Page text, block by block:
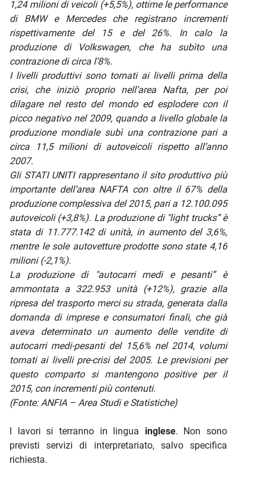
1,24 milioni di veicoli (+5,5%), ottime le performance
di BMW e Mercedes che registrano incrementi
rispettivamente del 15 e del 26%. In calo la
produzione di Volkswagen, che ha subìto una
contrazione di circa l’8%.
I livelli produttivi sono tornati ai livelli prima della
crisi, che iniziò proprio nell’area Nafta, per poi
dilagare nel resto del mondo ed esplodere con il
picco negativo nel 2009, quando a livello globale la
produzione mondiale subì una contrazione pari a
circa 11,5 milioni di autoveicoli rispetto all’anno
2007.
Gli STATI UNITI rappresentano il sito produttivo più
importante dell’area NAFTA con oltre il 67% della
produzione complessiva del 2015, pari a 12.100.095
autoveicoli (+3,8%). La produzione di "light trucks” è
stata di 11.777.142 di unità, in aumento del 3,6%,
mentre le sole autovetture prodotte sono state 4,16
milioni (-2,1%).
La produzione di "autocarri medi e pesanti” è
ammontata a 322.953 unità (+12%), grazie alla
ripresa del trasporto merci su strada, generata dalla
domanda di imprese e consumatori finali, che già
aveva determinato un aumento delle vendite di
autocarri medi-pesanti del 15,6% nel 2014, volumi
tornati ai livelli pre-crisi del 2005. Le previsioni per
questo comparto si mantengono positive per il
2015, con incrementi più contenuti.
(Fonte: ANFIA – Area Studi e Statistiche)
I lavori si terranno in lingua inglese. Non sono
previsti servizi di interpretariato, salvo specifica
richiesta.